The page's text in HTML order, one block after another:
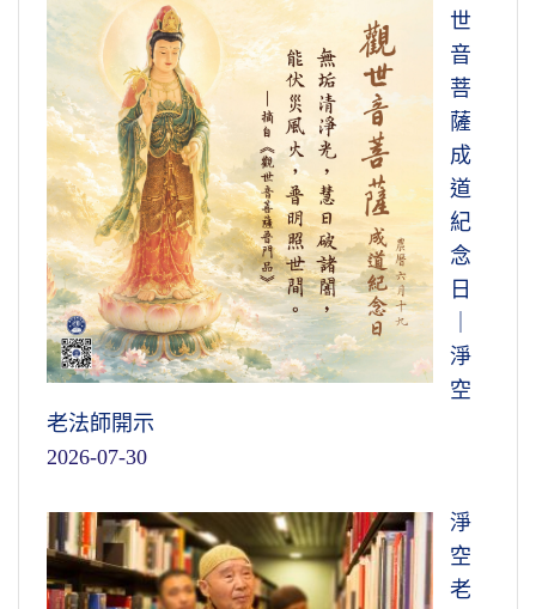
世
音
菩
薩
成
道
紀
念
日
淨
空
老法師開示
2026-07-30
淨
空
老